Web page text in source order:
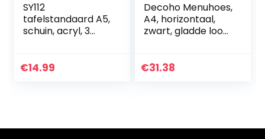
SY112
tafelstandaard A5,
schuin, acryl, 3
€14.99
Decoho Menuhoes,
A4, horizontaal,
zwart, gladde look,
€31.38